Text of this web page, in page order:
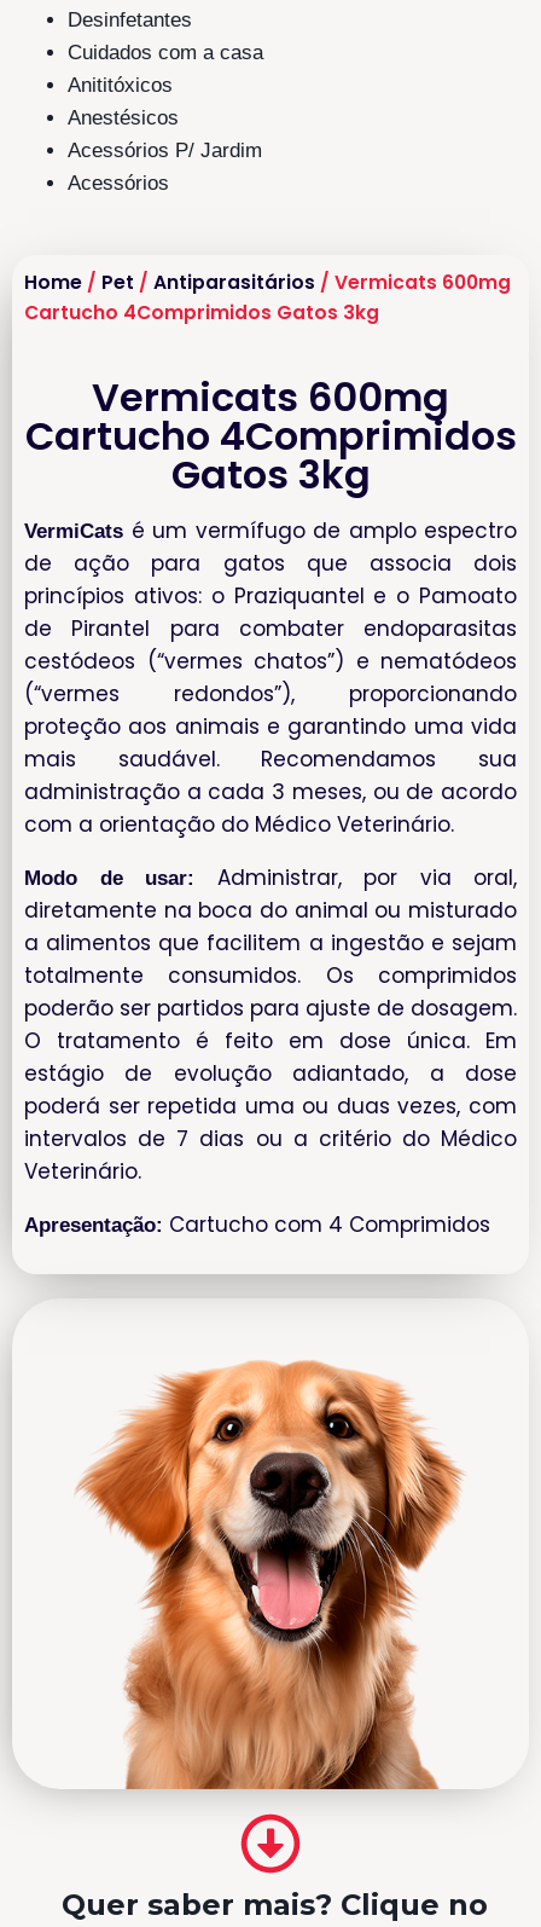
Desinfetantes
Cuidados com a casa
Anititóxicos
Anestésicos
Acessórios P/ Jardim
Acessórios
Home / Pet / Antiparasitários / Vermicats 600mg
Cartucho 4Comprimidos Gatos 3kg
Vermicats 600mg
Cartucho 4Comprimidos
Gatos 3kg
VermiCats é um vermífugo de amplo espectro
de ação para gatos que associa dois
princípios ativos: o Praziquantel e o Pamoato
de Pirantel para combater endoparasitas
cestódeos (“vermes chatos”) e nematódeos
(“vermes redondos”), proporcionando
proteção aos animais e garantindo uma vida
mais saudável. Recomendamos sua
administração a cada 3 meses, ou de acordo
com a orientação do Médico Veterinário.
Modo de usar:
Administrar, por via oral,
diretamente na boca do animal ou misturado
a alimentos que facilitem a ingestão e sejam
totalmente consumidos. Os comprimidos
poderão ser partidos para ajuste de dosagem.
O tratamento é feito em dose única. Em
estágio de evolução adiantado, a dose
poderá ser repetida uma ou duas vezes, com
intervalos de 7 dias ou a critério do Médico
Veterinário.
Apresentação: Cartucho com 4 Comprimidos
Quer saber mais? Clique no